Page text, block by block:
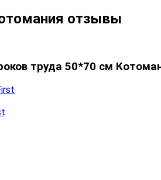
отзывы
труда 50*70 см